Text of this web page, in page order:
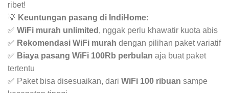
ribet!
💡 Keuntungan pasang di IndiHome:
✅ WiFi murah unlimited , nggak perlu khawatir kuota abis
✅ Rekomendasi WiFi murah dengan pilihan paket variatif
✅ Biaya pasang WiFi 100Rb perbulan aja buat paket
tertentu
✅ Paket bisa disesuaikan, dari WiFi 100 ribuan sampe